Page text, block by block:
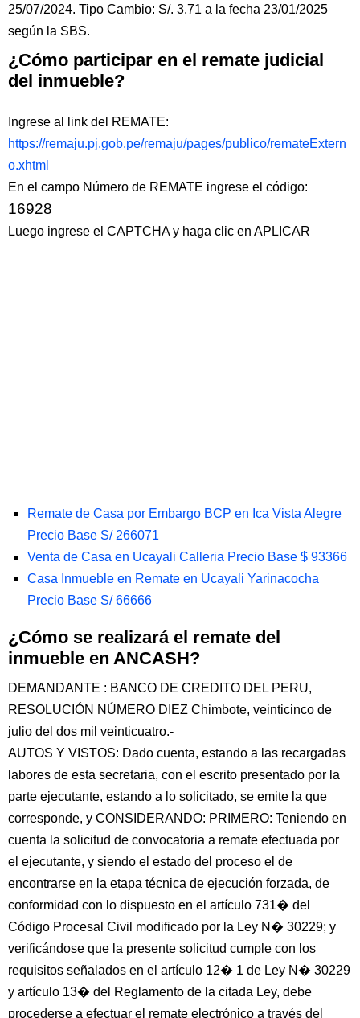
25/07/2024. Tipo Cambio: S/. 3.71 a la fecha 23/01/2025
según la SBS.
¿Cómo participar en el remate judicial
del inmueble?
Ingrese al link del REMATE:
https://remaju.pj.gob.pe/remaju/pages/publico/remateExtern
o.xhtml
En el campo Número de REMATE ingrese el código:
16928
Luego ingrese el CAPTCHA y haga clic en APLICAR
Remate de Casa por Embargo BCP en Ica Vista Alegre
Precio Base S/ 266071
Venta de Casa en Ucayali Calleria Precio Base $ 93366
Casa Inmueble en Remate en Ucayali Yarinacocha
Precio Base S/ 66666
¿Cómo se realizará el remate del
inmueble en ANCASH?
DEMANDANTE : BANCO DE CREDITO DEL PERU,
RESOLUCIÓN NÚMERO DIEZ Chimbote, veinticinco de
julio del dos mil veinticuatro.-
AUTOS Y VISTOS: Dado cuenta, estando a las recargadas
labores de esta secretaria, con el escrito presentado por la
parte ejecutante, estando a lo solicitado, se emite la que
corresponde, y CONSIDERANDO: PRIMERO: Teniendo en
cuenta la solicitud de convocatoria a remate efectuada por
el ejecutante, y siendo el estado del proceso el de
encontrarse en la etapa técnica de ejecución forzada, de
conformidad con lo dispuesto en el artículo 731� del
Código Procesal Civil modificado por la Ley N� 30229; y
verificándose que la presente solicitud cumple con los
requisitos señalados en el artículo 12� 1 de Ley N� 30229
y artículo 13� del Reglamento de la citada Ley, debe
procederse a efectuar el remate electrónico a través del